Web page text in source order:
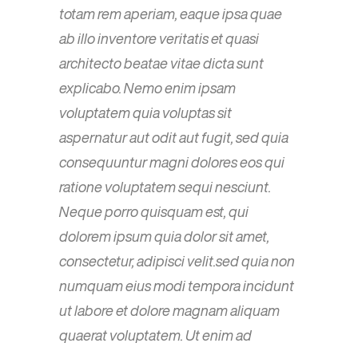
totam rem aperiam, eaque ipsa quae
ab illo inventore veritatis et quasi
architecto beatae vitae dicta sunt
explicabo. Nemo enim ipsam
voluptatem quia voluptas sit
aspernatur aut odit aut fugit, sed quia
consequuntur magni dolores eos qui
ratione voluptatem sequi nesciunt.
Neque porro quisquam est, qui
dolorem ipsum quia dolor sit amet,
consectetur, adipisci velit.sed quia non
numquam eius modi tempora incidunt
ut labore et dolore magnam aliquam
quaerat voluptatem. Ut enim ad